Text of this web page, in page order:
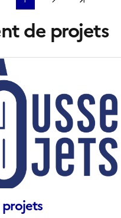
Page suivanteDernière page
de projets
projets